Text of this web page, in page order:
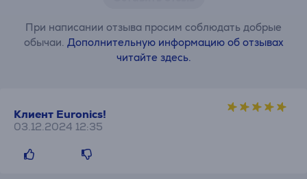
При написании отзыва просим соблюдать добрые
обычаи. Дополнительную информацию об отзывах
читайте здесь.
Клиент Euronics!
03.12.2024 12:35